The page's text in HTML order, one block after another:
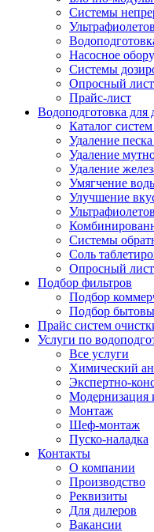
Системы
Насосное
Системы
Опросный
Прайс-лист
Водоподготовка для
Каталог
Удаление
Удаление
Удаление
Умягчение
Улучшение
Системы
Соль
Опросный лист
Подбор фильтров
Подбор
Подбор
Прайс систем
Услуги по
Все услуги
Химический
Экспертно-
Модернизация
Монтаж
Шеф-монтаж
Пуско-наладка
Контакты
О компании
Производство
Реквизиты
Для дилеров
Вакансии